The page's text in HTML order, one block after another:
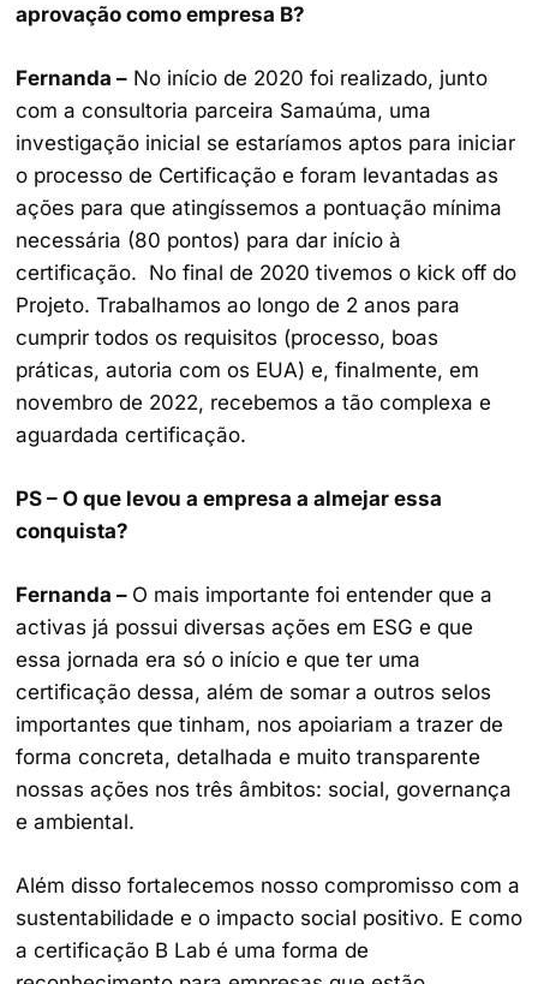
aprovação como empresa B?
Fernanda –No início de 2020 foi realizado, junto
com a consultoria parceira Samaúma, uma
investigação inicial se estaríamos aptos para iniciar
o processo de Certificação e foram levantadas as
ações para que atingíssemos a pontuação mínima
necessária (80 pontos) para dar início à
certificação. No final de 2020 tivemos o kick off do
Projeto. Trabalhamos ao longo de 2 anos para
cumprir todos os requisitos (processo, boas
práticas, autoria com os EUA) e, finalmente, em
novembro de 2022, recebemos a tão complexa e
aguardada certificação.
PS – O que levou a empresa a almejar essa
conquista?
Fernanda – O mais importante foi entender que a
activas já possui diversas ações em ESG e que
essa jornada era só o início e que ter uma
certificação dessa, além de somar a outros selos
importantes que tinham, nos apoiariam a trazer de
forma concreta, detalhada e muito transparente
nossas ações nos três âmbitos: social, governança
e ambiental.
Além disso fortalecemos nosso compromisso com a
sustentabilidade e o impacto social positivo. E como
a certificação B Lab é uma forma de